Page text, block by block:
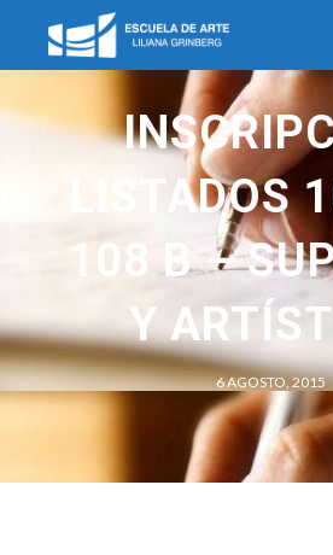
LISTADOS
108 B –
Y
6 AGOSTO, 2015